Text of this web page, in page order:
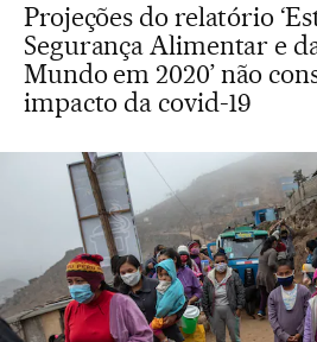
Projeções do relatório
Segurança Alimentar e
Mundo em 2020’ não
impacto da covid-19